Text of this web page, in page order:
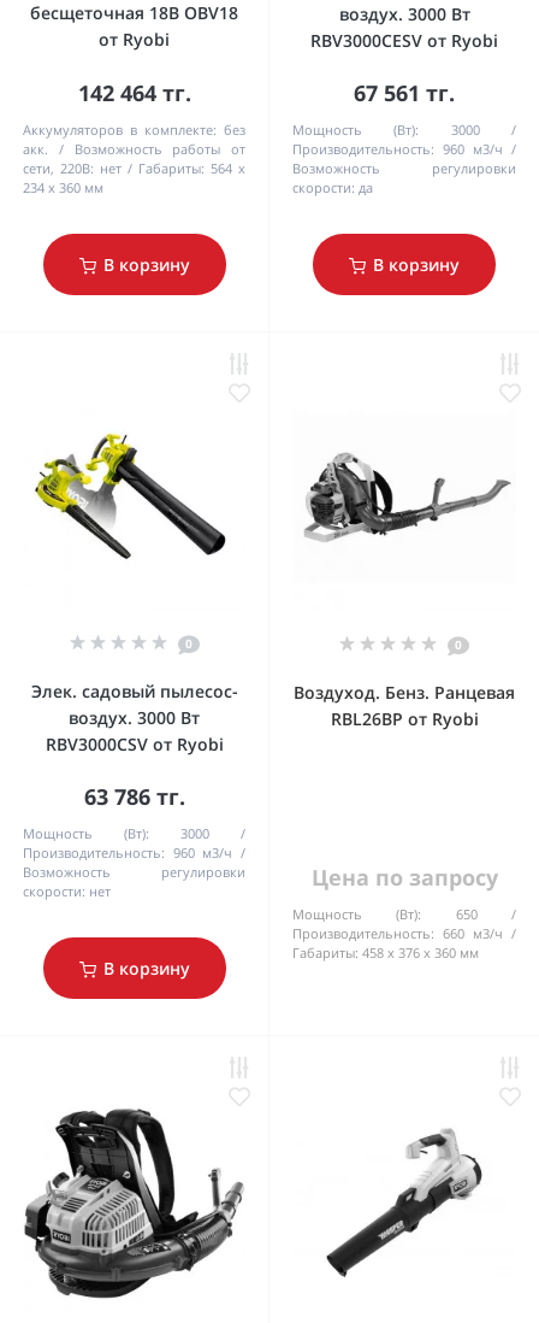
бесщеточная 18В OBV18
от Ryobi
142 464 тг.
Аккумуляторов в комплекте: без
акк.
Возможность работы от
сети, 220В: нет Габариты: 564 х
234 х 360 мм
В корзину
воздух. 3000 Вт
RBV3000CESV от Ryobi
67 561 тг.
Мощность (Вт):
3000
Производительность: 960 м3/ч
Возможность регулировки
скорости: да
В корзину
0
Элек. садовый пылесос-
воздух. 3000 Вт
RBV3000CSV от Ryobi
63 786 тг.
Мощность (Вт):
3000
Производительность: 960 м3/ч
Возможность регулировки
скорости: нет
В корзину
0
Воздуход. Бенз. Ранцевая
RBL26BP от Ryobi
Цена по запросу
Мощность (Вт):
650
Производительность: 660 м3/ч
Габариты: 458 х 376 х 360 мм